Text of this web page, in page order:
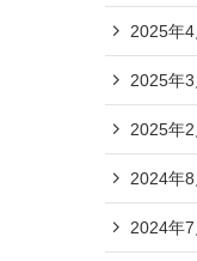
2025年4
2025年3
2025年2
2024年8
2024年7